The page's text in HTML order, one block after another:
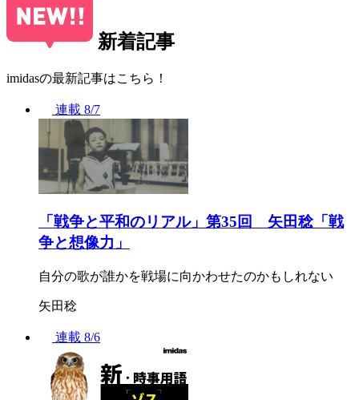
新着記事
imidasの最新記事はこちら！
連載 8/7
「戦争と平和のリアル」第35回 矢田稔「戦
争と想像力」
自分の歌が誰かを戦場に向かわせたのかもしれない
矢田稔
連載 8/6